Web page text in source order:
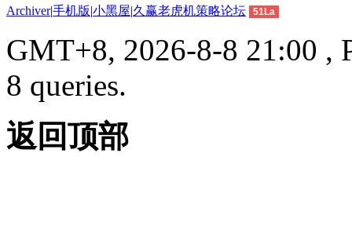
Archiver|手机版|小黑屋|久赢老虎机策略论坛 51La
GMT+8, 2026-8-8 21:00 ,
8 queries.
返回顶部